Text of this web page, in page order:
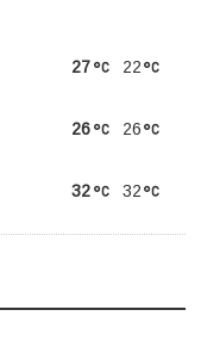
22
27
26
26
32
32